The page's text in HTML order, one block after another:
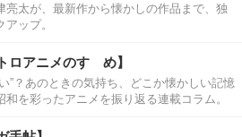
亮太が、最新作から懐かしの作品まで、独
ップ。
ロアニメのすゝめ】
”？あのときの気持ち、どこか懐かしい記憶
を彩ったアニメを振り返る連載コラム。